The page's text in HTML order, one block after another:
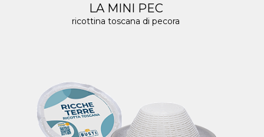
LA MINI PEC
ricottina toscana di pecora